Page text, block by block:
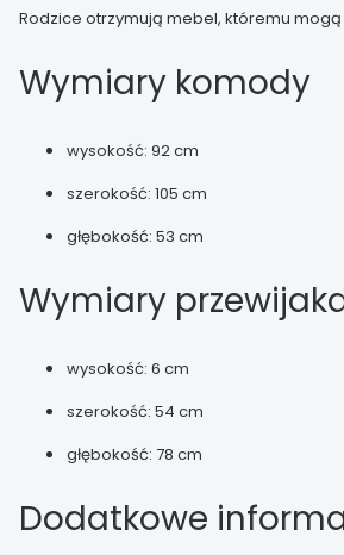
Rodzice otrzymują mebel, któremu
Wymiary komody
wysokość: 92 cm
szerokość: 105 cm
głębokość: 53 cm
Wymiary
wysokość: 6 cm
szerokość: 54 cm
głębokość: 78 cm
Dodatkowe